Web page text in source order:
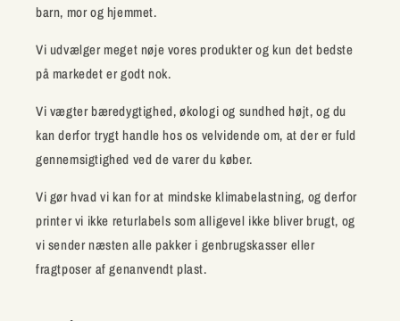
barn, mor og hjemmet.
Vi udvælger meget nøje vores produkter og kun det bedste
på markedet er godt nok.
Vi vægter bæredygtighed, økologi og sundhed højt, og du
kan derfor trygt handle hos os velvidende om, at der er fuld
gennemsigtighed ved de varer du køber.
Vi gør hvad vi kan for at mindske klimabelastning, og derfor
printer vi ikke returlabels som alligevel ikke bliver brugt, og
vi sender næsten alle pakker i genbrugskasser eller
fragtposer af genanvendt plast.